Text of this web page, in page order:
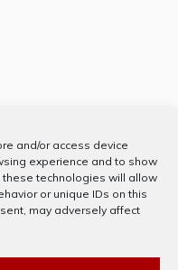
and/or access device
experience and to show
technologies will allow
or unique IDs on this
may adversely affect